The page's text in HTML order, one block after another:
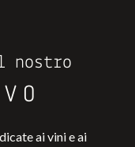
nostro
ai vini e ai